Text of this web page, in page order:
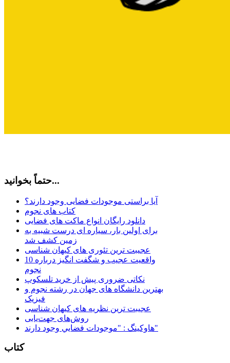
حتماً بخوانید...
آیا براستی موجودات فضایی وجود دارند؟
کتاب های نجوم
دانلود رایگان انواع ماکت های فضایی
برای اولین بار، سیاره ای درست شبیه به
زمین کشف شد
عجیبت ترین تئوری های کیهان شناسی
10 واقعیت عجیب و شگفت انگیز درباره
نجوم
نکاتی ضروری پیش از خرید تلسکوپ
بهترین دانشگاه های جهان در رشته نجوم و
فیزیک
عجیبت ترین نظریه های کیهان شناسی
روش‌های جهت‌یابی
هاوكينگ : "موجودات فضايي وجود دارند"
کتاب